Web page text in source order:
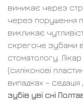
виникає через
через порушення
викликає
скрегоче зубами
стоматологу.
(силіконові
випадках –
зубів уві сні